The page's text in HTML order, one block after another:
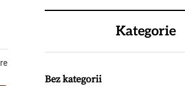
Kategorie
Bez kategorii